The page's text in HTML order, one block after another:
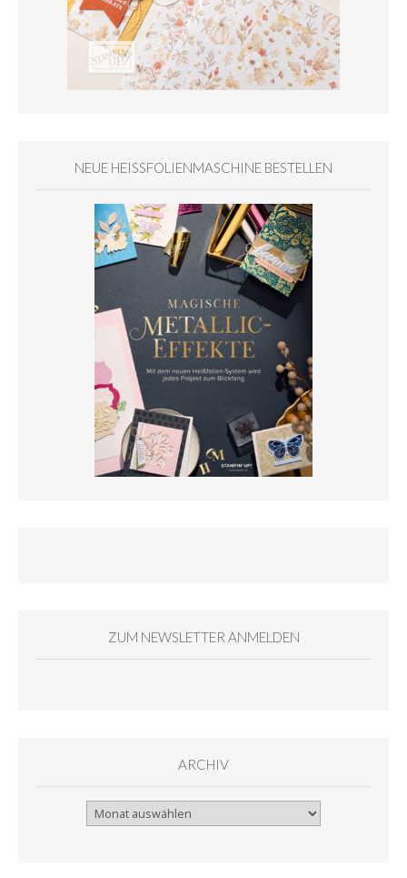
NEUE HEISSFOLIENMASCHINE BESTELLEN
ZUM NEWSLETTER ANMELDEN
ARCHIV
Archiv